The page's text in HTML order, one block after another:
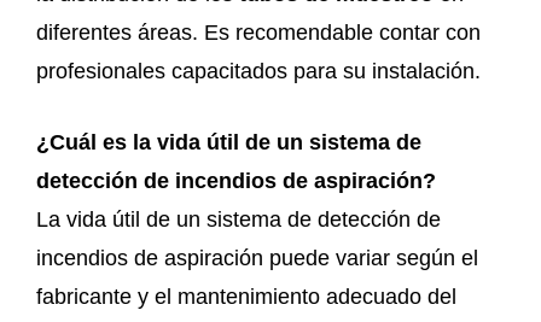
diferentes áreas. Es recomendable contar con
profesionales capacitados para su instalación.
¿Cuál es la vida útil de un sistema de
detección de incendios de aspiración?
La vida útil de un sistema de detección de
incendios de aspiración puede variar según el
fabricante y el mantenimiento adecuado del